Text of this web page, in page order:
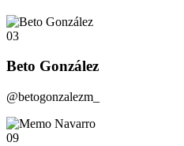
03
Beto González
@betogonzalezm_
09